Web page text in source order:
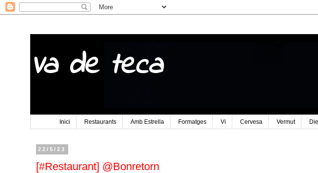
Va de teca
Inici Restaurants Amb Estrella Formatges Vi Cervesa Vermut
22/5/23
[#Restaurant] @Bonretorn